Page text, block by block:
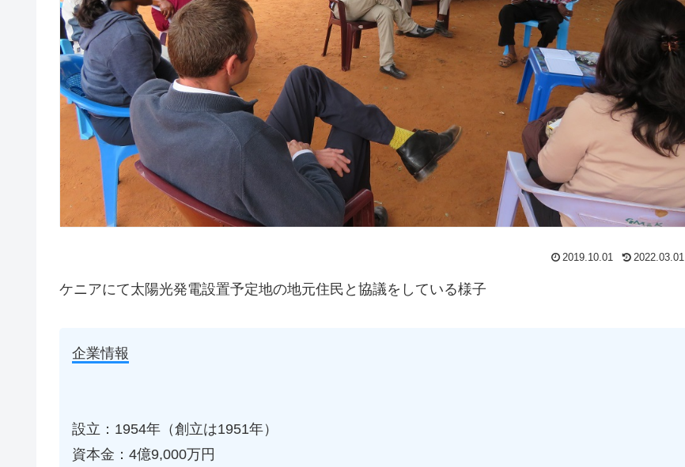
2019.10.01 2022.03.01
ケニアにて太陽光発電設置予定地の地元住民と協議をしている様子
企業情報
設立：1954年（創立は1951年）
資本金：4億9,000万円